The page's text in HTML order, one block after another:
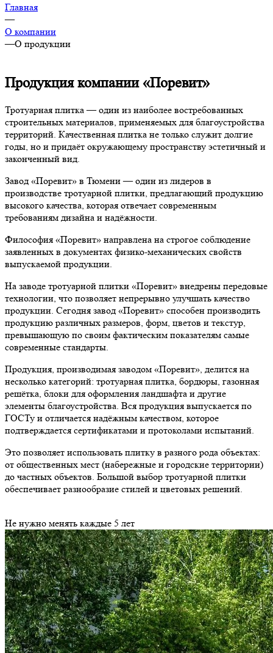
Главная
—
О компании
—О продукции
Продукция компании «Поревит»
Тротуарная плитка — один из наиболее востребованных
строительных материалов, применяемых для благоустройства
территорий. Качественная плитка не только служит долгие
годы, но и придаёт окружающему пространству эстетичный и
законченный вид.
Завод «Поревит» в Тюмени — один из лидеров в
производстве тротуарной плитки, предлагающий продукцию
высокого качества, которая отвечает современным
требованиям дизайна и надёжности.
Философия «Поревит» направлена на строгое соблюдение
заявленных в документах физико-механических свойств
выпускаемой продукции.
На заводе тротуарной плитки «Поревит» внедрены передовые
технологии, что позволяет непрерывно улучшать качество
продукции. Сегодня завод «Поревит» способен производить
продукцию различных размеров, форм, цветов и текстур,
превышающую по своим фактическим показателям самые
современные стандарты.
Продукция, производимая заводом «Поревит», делится на
несколько категорий: тротуарная плитка, бордюры, газонная
решётка, блоки для оформления ландшафта и другие
элементы благоустройства. Вся продукция выпускается по
ГОСТу и отличается надёжным качеством, которое
подтверждается сертификатами и протоколами испытаний.
Это позволяет использовать плитку в разного рода объектах:
от общественных мест (набережные и городские территории)
до частных объектов. Большой выбор тротуарной плитки
обеспечивает разнообразие стилей и цветовых решений.
Не нужно менять каждые 5 лет